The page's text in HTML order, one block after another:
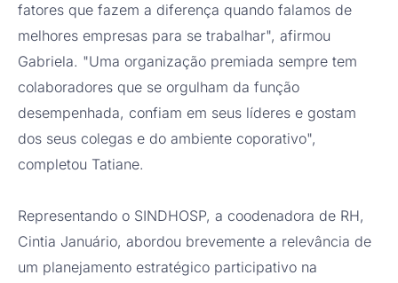
fatores que fazem a diferença quando falamos de
melhores empresas para se trabalhar", afirmou
Gabriela. "Uma organização premiada sempre tem
colaboradores que se orgulham da função
desempenhada, confiam em seus líderes e gostam
dos seus colegas e do ambiente coporativo",
completou Tatiane.
Representando o SINDHOSP, a coodenadora de RH,
Cintia Januário, abordou brevemente a relevância de
um planejamento estratégico participativo na